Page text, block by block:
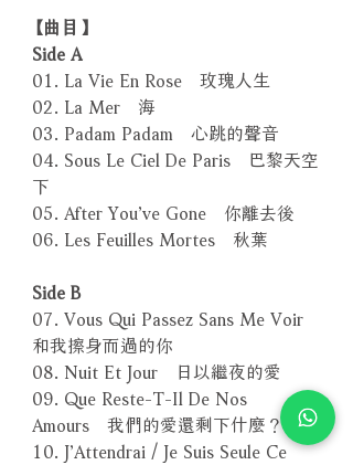
【曲目】
Side A
01. La Vie En Rose 玫瑰人生
02. La Mer 海
03. Padam Padam 心跳的聲音
04. Sous Le Ciel De Paris 巴黎天空
下
05. After You’ve Gone 你離去後
06. Les Feuilles Mortes 秋葉
Side B
07. Vous Qui Passez Sans Me Voir
和我擦身而過的你
08. Nuit Et Jour 日以繼夜的愛
09. Que Reste-T-Il De Nos
Amours 我們的愛還剩下什麼？
10. J’Attendrai / Je Suis Seule Ce